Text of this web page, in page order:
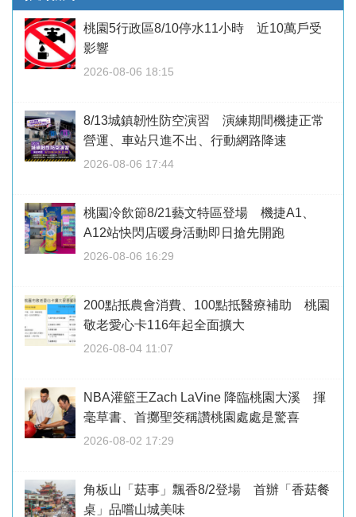
桃園5行政區8/10停水11小時 近10萬戶受
影響
2026-08-06 18:15
8/13城鎮韌性防空演習 演練期間機捷正常
營運、車站只進不出、行動網路降速
2026-08-06 17:44
桃園冷飲節8/21藝文特區登場 機捷A1、
A12站快閃店暖身活動即日搶先開跑
2026-08-06 16:29
200點抵農會消費、100點抵醫療補助 桃園
敬老愛心卡116年起全面擴大
2026-08-04 11:07
NBA灌籃王Zach LaVine 降臨桃園大溪 揮
毫草書、首擲聖筊稱讚桃園處處是驚喜
2026-08-02 17:29
角板山「菇事」飄香8/2登場 首辦「香菇餐
桌」品嚐山城美味